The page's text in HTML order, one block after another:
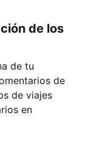
de los
de tu
de
de viajes
en